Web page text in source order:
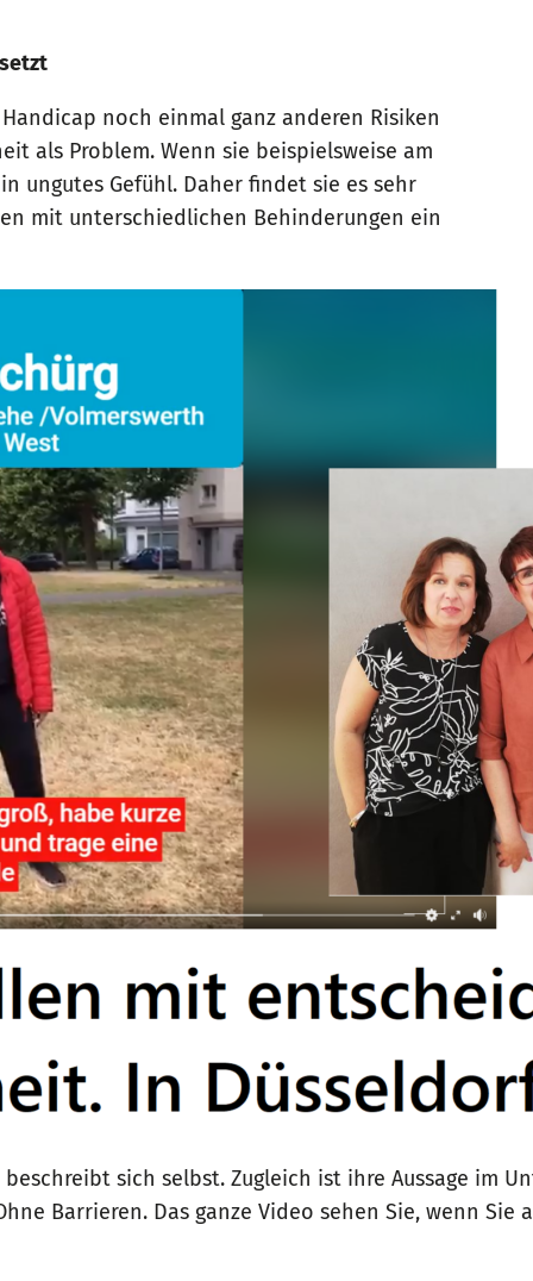
noch einmal ganz anderen Risiken
als Problem. Wenn sie beispielsweise am
ungutes Gefühl. Daher findet sie es sehr
mit unterschiedlichen Behinderungen ein
sich selbst. Zugleich ist ihre Aussage im
Barrieren. Das ganze Video sehen Sie, wenn Sie